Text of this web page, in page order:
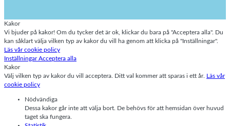
Kakor
Vi bjuder på kakor! Om du tycker det är ok, klickar du bara på "Acceptera alla". Du
kan såklart välja vilken typ av kakor du vill ha genom att klicka på "Inställningar".
Läs vår cookie policy
InställningarAcceptera alla
Kakor
Välj vilken typ av kakor du vill acceptera. Ditt val kommer att sparas i ett år.
Läs vår
cookie policy
Nödvändiga
Dessa kakor går inte att välja bort. De behövs för att hemsidan över huvud
taget ska fungera.